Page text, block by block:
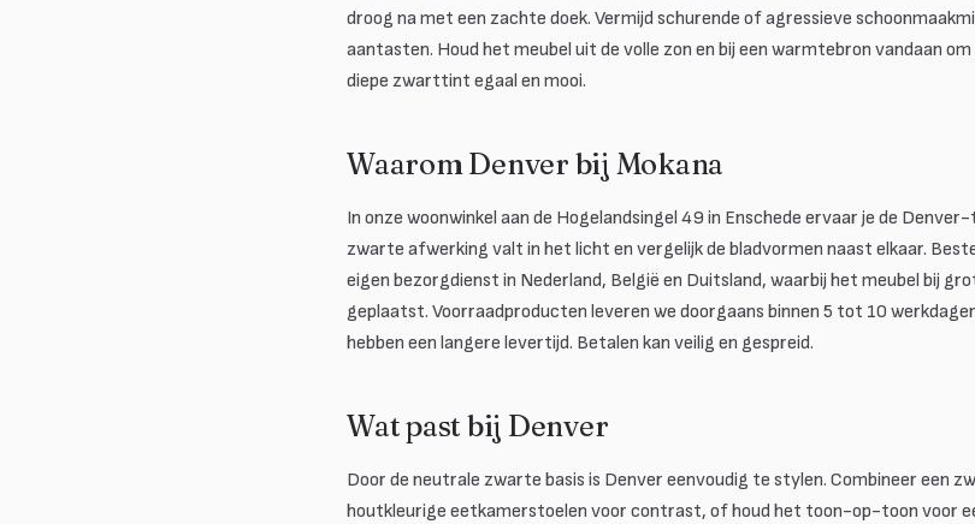
droog na met een zachte doek. Vermijd schurende of agressieve
aantasten. Houd het meubel uit de volle zon en bij een warmtebron vandaan
diepe zwarttint egaal en mooi.
Waarom Denver bij Mokana
In onze woonwinkel aan de Hogelandsingel 49 in Enschede ervaar je de
zwarte afwerking valt in het licht en vergelijk de bladvormen naast elkaar.
eigen bezorgdienst in Nederland, België en Duitsland, waarbij het meubel bij
geplaatst. Voorraadproducten leveren we doorgaans binnen 5 tot 10
hebben een langere levertijd. Betalen kan veilig en gespreid.
Wat past bij Denver
Door de neutrale zwarte basis is Denver eenvoudig te stylen. Combineer een
houtkleurige eetkamerstoelen voor contrast, of houd het toon-op-toon voor